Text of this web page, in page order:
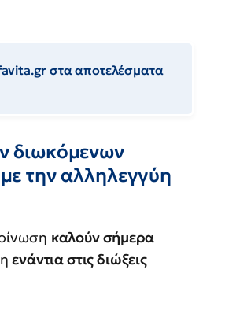
στα αποτελέσματα
διωκόμενων
την αλληλεγγύη
καλούν σήμερα
ενάντια στις διώξεις